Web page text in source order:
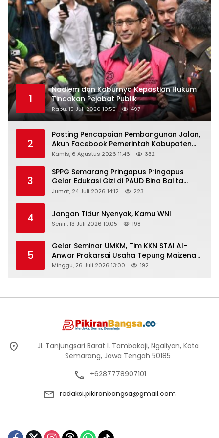
1
Nadiem dan Kaburnya Kepastian Hukum
Tindakan Pejabat Publik
Rabu, 15 Juli 2026 10:55 497
2
Posting Pencapaian Pembangunan Jalan,
Akun Facebook Pemerintah Kabupaten
Rembang “Dirujak” Warganet
Kamis, 6 Agustus 2026 11:46 332
3
SPPG Semarang Pringapus Pringapus
Gelar Edukasi Gizi di PAUD Bina Balita
Peringati Hari Anak Nasional 2026
Jumat, 24 Juli 2026 14:12 223
4 Jangan Tidur Nyenyak, Kamu WNI
Senin, 13 Juli 2026 10:05 198
5
Gelar Seminar UMKM, Tim KKN STAI Al-
Anwar Prakarsai Usaha Tepung Maizena
di Logung
Minggu, 26 Juli 2026 13:00 192
Jl. Tanjungsari Barat I, Tambakaji, Ngaliyan, Kota
Semarang, Jawa Tengah 50185
+6287778907101
redaksi.pikiranbangsa@gmail.com